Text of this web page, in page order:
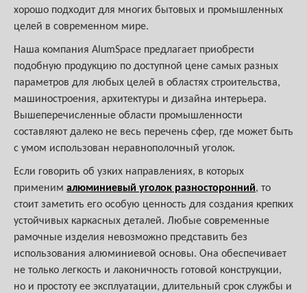
хорошо подходит для многих бытовых и промышленных
целей в современном мире.
Наша компания AlumSpace предлагает приобрести
подобную продукцию по доступной цене самых разных
параметров для любых целей в областях строительства,
машиностроения, архитектуры и дизайна интерьера.
Вышеперечисленные области промышленности
составляют далеко не весь перечень сфер, где может быть
с умом использован неравнополочный уголок.
Если говорить об узких направлениях, в которых
применим алюминиевый уголок разносторонний, то
стоит заметить его особую ценность для создания крепких
устойчивых каркасных деталей. Любые современные
рамочные изделия невозможно представить без
использования алюминиевой основы. Она обеспечивает
не только легкость и лаконичность готовой конструкции,
но и простоту ее эксплуатации, длительный срок службы и